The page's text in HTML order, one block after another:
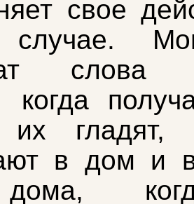
свое
случае.
слова
когда
их гладят,
в дом и